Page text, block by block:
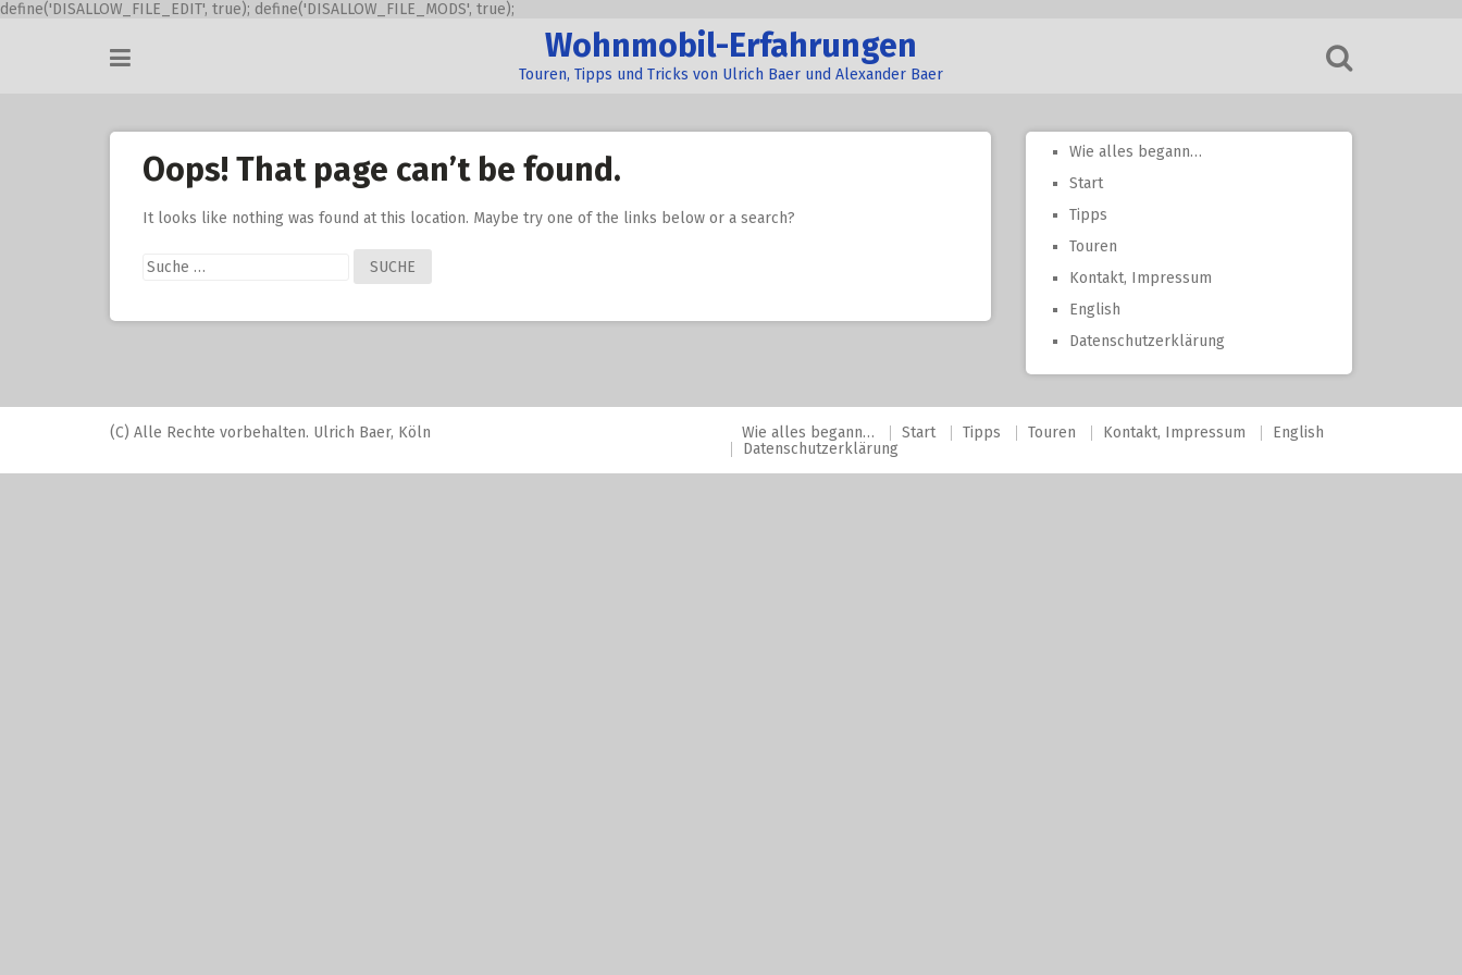
define('DISALLOW_FILE_EDIT', true); define('DISALLOW_FILE_MODS', true);
Wohnmobil-Erfahrungen
Touren, Tipps und Tricks von Ulrich Baer und Alexander Baer
Oops! That page can’t be found.
It looks like nothing was found at this location. Maybe try one of the links below or a search?
Suche
nach:
Wie alles begann…
Start
Tipps
Touren
Kontakt, Impressum
English
Datenschutzerklärung
(C) Alle Rechte vorbehalten. Ulrich Baer, Köln Wie alles begann… Start Tipps Touren Kontakt, Impressum
English
Datenschutzerklärung